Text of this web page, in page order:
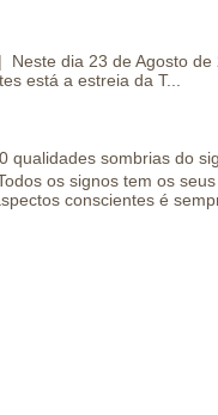
Neste dia 23 de Agosto
está a estreia da T...
qualidades sombrias do
os signos tem os
conscientes é